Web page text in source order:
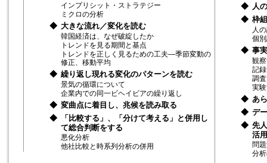
インプリシット・ストラテジー
ミクロの分析
◆ 大きな流れ／変化を読む
韓国経済は、なぜ破綻したか
トレンドを見る期間と基点
トレンドを正しく見るための工夫―季節変動の
修正、移動平均
◆ 繰り返し現れる変化のパターンを読む
景気の循環について
企業内での同一ビヘイビアの繰り返し
◆ 変曲点に着目し、兆候を読み取る
◆
「比較する」、「分けて考える」と併用し
て総合判断をする
悪化分析
他社比較と時系列分析の併用
◆ 人
◆ 枠
人
個
◆ 事
観
記
調
実
◆ あ
◆ デ
◆ 先
活
問
分